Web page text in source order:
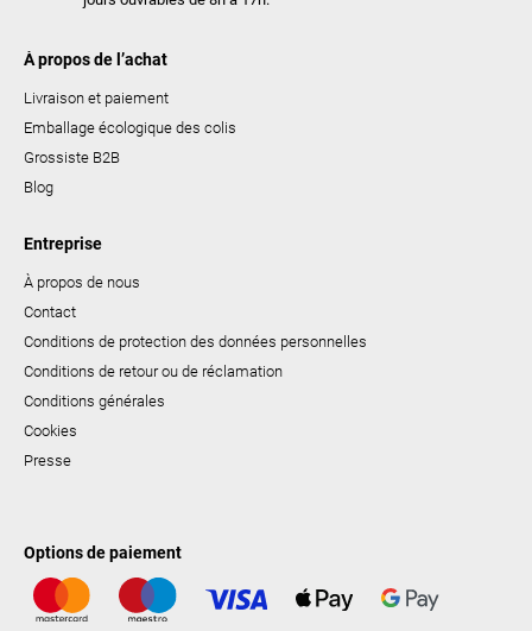
À propos de l’achat
Livraison et paiement
Emballage écologique des colis
Grossiste B2B
Blog
Entreprise
À propos de nous
Contact
Conditions de protection des données personnelles
Conditions de retour ou de réclamation
Conditions générales
Cookies
Presse
Options de paiement